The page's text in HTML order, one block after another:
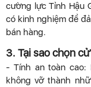
cường lực Tỉnh Hậu
có kinh nghiệm để
bán hàng.
3. Tại sao chọn
- Tính an toàn cao:
không vỡ thành